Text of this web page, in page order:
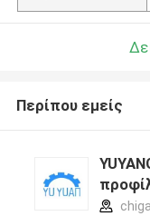
Περίπου εμείς